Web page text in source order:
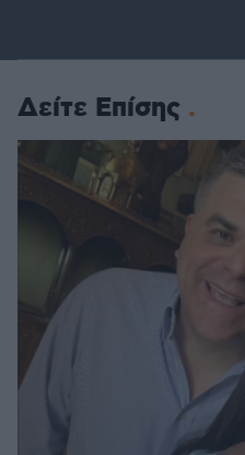
Δείτε Επίσης